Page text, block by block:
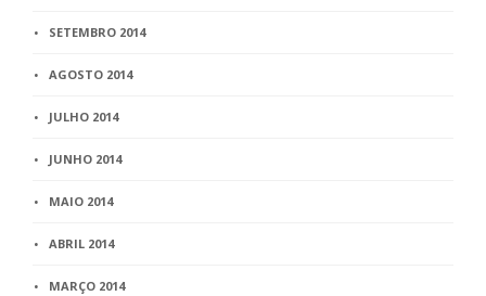
SETEMBRO 2014
AGOSTO 2014
JULHO 2014
JUNHO 2014
MAIO 2014
ABRIL 2014
MARÇO 2014